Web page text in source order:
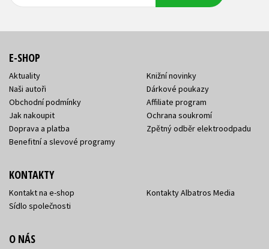
E-SHOP
Aktuality
Naši autoři
Obchodní podmínky
Jak nakoupit
Doprava a platba
Benefitní a slevové programy
Knižní novinky
Dárkové poukazy
Affiliate program
Ochrana soukromí
Zpětný odběr elektroodpadu
KONTAKTY
Kontakt na e-shop
Sídlo společnosti
Kontakty Albatros Media
O NÁS